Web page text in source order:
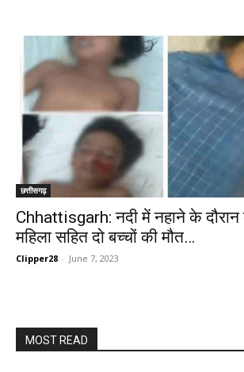
छत्तीसगढ़
Chhattisgarh: नदी में नहाने के दौरान
महिला सहित दो बच्चों की मौत…
Clipper28 - June 7, 2023
MOST READ